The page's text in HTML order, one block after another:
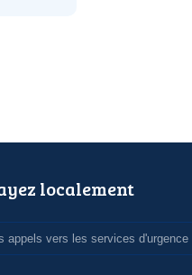
localement
appels vers les services d'urgence